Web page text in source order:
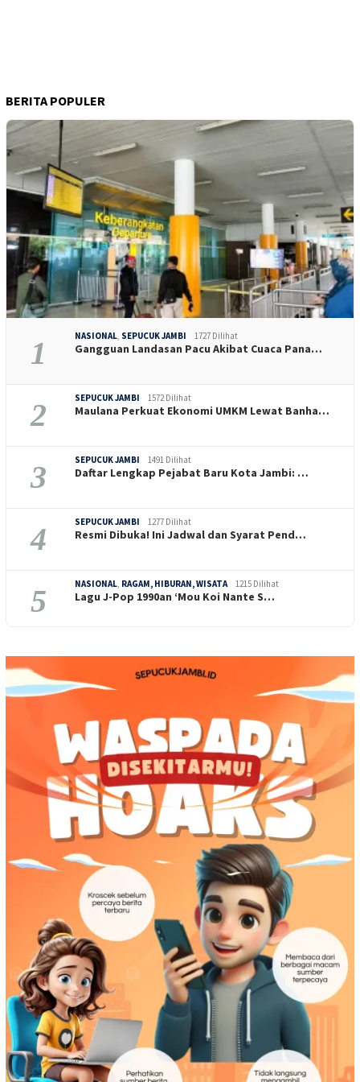
BERITA POPULER
1 NASIONAL, SEPUCUK JAMBI 1727 Dilihat
Gangguan Landasan Pacu Akibat Cuaca Pana…
2 SEPUCUK JAMBI 1572 Dilihat
Maulana Perkuat Ekonomi UMKM Lewat Banha…
3 SEPUCUK JAMBI 1491 Dilihat
Daftar Lengkap Pejabat Baru Kota Jambi: …
4 SEPUCUK JAMBI 1277 Dilihat
Resmi Dibuka! Ini Jadwal dan Syarat Pend…
5 NASIONAL, RAGAM, HIBURAN, WISATA 1215 Dilihat
Lagu J-Pop 1990an ‘Mou Koi Nante S…